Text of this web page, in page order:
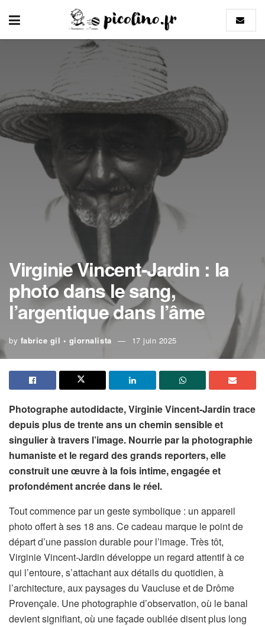
Virginie Vincent-Jardin : la
photo dans le sang,
l’argentique dans l’âme
by fabrice gil • giornalista 17 juin 2025
Photographe autodidacte, Virginie Vincent-Jardin trace
depuis plus de trente ans un chemin sensible et
singulier à travers l’image. Nourrie par la photographie
humaniste et le regard des grands reporters, elle
construit une œuvre à la fois intime, engagée et
profondément ancrée dans le réel.
Tout commence par un geste symbolique : un appareil
photo offert à ses 18 ans. Ce cadeau marque le point de
départ d’une passion durable pour l’image. Très tôt,
Virginie Vincent-Jardin développe un regard attentif à ce
qui l’entoure, s’attachant aux détails du quotidien, à
l’architecture, aux paysages du Vaucluse et de Drôme
Provençale. Une photographie d’observation, où le banal
devient signifiant, où une façade oubliée disent plus long